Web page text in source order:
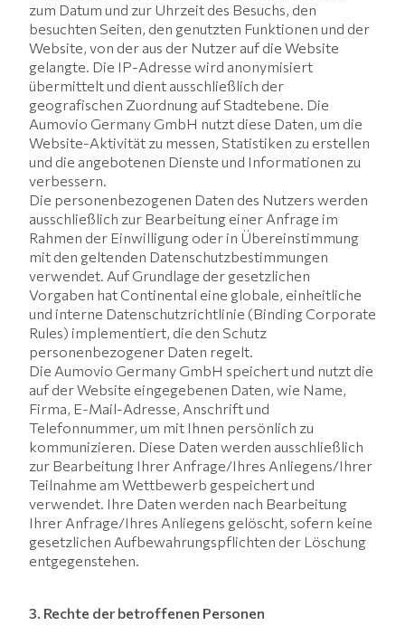
zum Datum und zur Uhrzeit des Besuchs, den
besuchten Seiten, den genutzten Funktionen und der
Website, von der aus der Nutzer auf die Website
gelangte. Die IP-Adresse wird anonymisiert
übermittelt und dient ausschließlich der
geografischen Zuordnung auf Stadtebene. Die
Aumovio Germany GmbH nutzt diese Daten, um die
Website-Aktivität zu messen, Statistiken zu erstellen
und die angebotenen Dienste und Informationen zu
verbessern.
Die personenbezogenen Daten des Nutzers werden
ausschließlich zur Bearbeitung einer Anfrage im
Rahmen der Einwilligung oder in Übereinstimmung
mit den geltenden Datenschutzbestimmungen
verwendet. Auf Grundlage der gesetzlichen
Vorgaben hat Continental eine globale, einheitliche
und interne Datenschutzrichtlinie (Binding Corporate
Rules) implementiert, die den Schutz
personenbezogener Daten regelt.
Die Aumovio Germany GmbH speichert und nutzt die
auf der Website eingegebenen Daten, wie Name,
Firma, E-Mail-Adresse, Anschrift und
Telefonnummer, um mit Ihnen persönlich zu
kommunizieren. Diese Daten werden ausschließlich
zur Bearbeitung Ihrer Anfrage/Ihres Anliegens/Ihrer
Teilnahme am Wettbewerb gespeichert und
verwendet. Ihre Daten werden nach Bearbeitung
Ihrer Anfrage/Ihres Anliegens gelöscht, sofern keine
gesetzlichen Aufbewahrungspflichten der Löschung
entgegenstehen.
3. Rechte der betroffenen Personen